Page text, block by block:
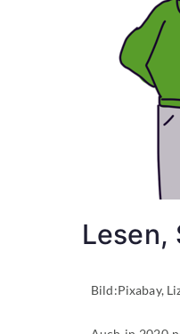
Lesen,
Bild:Pixabay,